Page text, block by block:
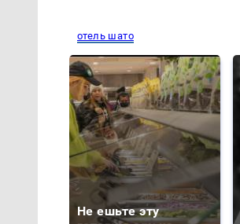
отель шато
Не ешьте эту